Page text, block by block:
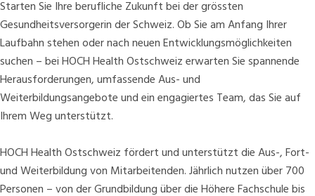
Starten Sie Ihre berufliche Zukunft bei der grössten
Gesundheitsversorgerin der Schweiz. Ob Sie am Anfang Ihrer
Laufbahn stehen oder nach neuen Entwicklungsmöglichkeiten
suchen – bei HOCH Health Ostschweiz erwarten Sie spannende
Herausforderungen, umfassende Aus- und
Weiterbildungsangebote und ein engagiertes Team, das Sie auf
Ihrem Weg unterstützt.
HOCH Health Ostschweiz fördert und unterstützt die Aus-, Fort-
und Weiterbildung von Mitarbeitenden. Jährlich nutzen über 700
Personen – von der Grundbildung über die Höhere Fachschule bis